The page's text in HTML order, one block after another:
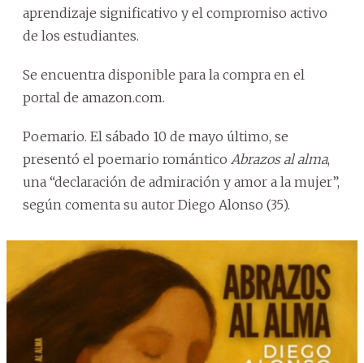
aprendizaje significativo y el compromiso activo
de los estudiantes.
Se encuentra disponible para la compra en el
portal de amazon.com.
Poemario. El sábado 10 de mayo último, se
presentó el poemario romántico Abrazos al alma,
una “declaración de admiración y amor a la mujer”,
según comenta su autor Diego Alonso (35).